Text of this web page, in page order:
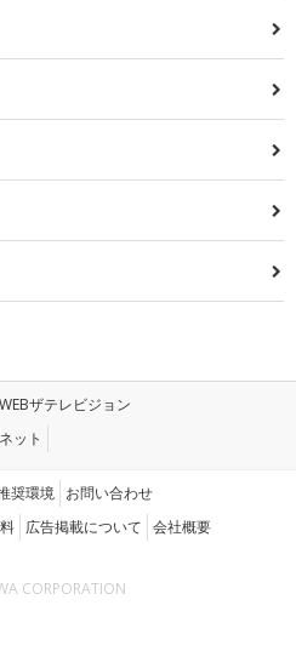
WEBザテレビジョン
ット
奨環境 お問い合わせ
広告掲載について 会社概要
CORPORATION